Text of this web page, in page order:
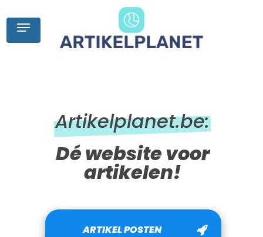
content
Menu
Artikelplanet.be:
Dé website voor
artikelen!
ARTIKEL POSTEN